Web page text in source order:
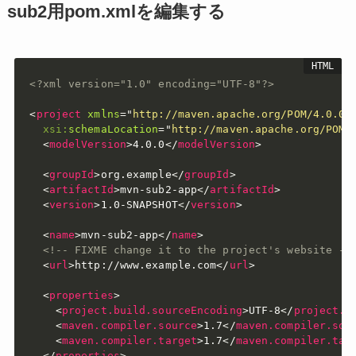
sub2用pom.xmlを編集する
<?xml version="1.0" encoding="UTF-8"?>
<project xmlns=" http://maven.apache.org/POM/4.0.0
xsi: schemaLocation= " http://maven.apache.org/
<modelVersion>4.0.0</modelVersion>
<groupId>org.example</groupId >
<artifactId>mvn-sub2-app</artifactId>
<version>1.0-SNAPSHOT</version>
<name>mvn-sub2-app</name>
<!-- FIXME change it to the project's website --
<url>http://www.example.com</ url >
<properties>
<project.build.sourceEncoding>UTF-8</
<maven.compiler.source>1.7</
<maven.compiler.target>1.7</